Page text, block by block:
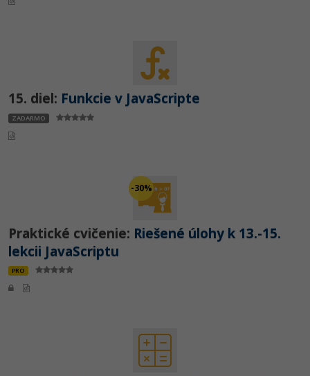
15. diel: Funkcie v JavaScripte
ZADARMO
-30%
Praktické cvičenie: Riešené úlohy k 13.-15.
lekcii JavaScriptu
PRO